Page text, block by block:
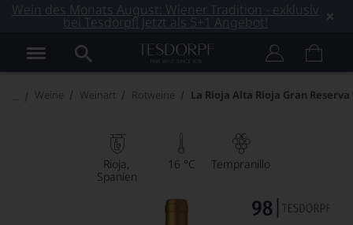
Wein des Monats August: Wiener Tradition - exklusiv
bei Tesdorpf! Jetzt als 5+1 Angebot!
Weine Weinart Rotweine La Rioja Alta Rioja Gran Reserva
Rioja
Spanien
16 °C Tempranillo